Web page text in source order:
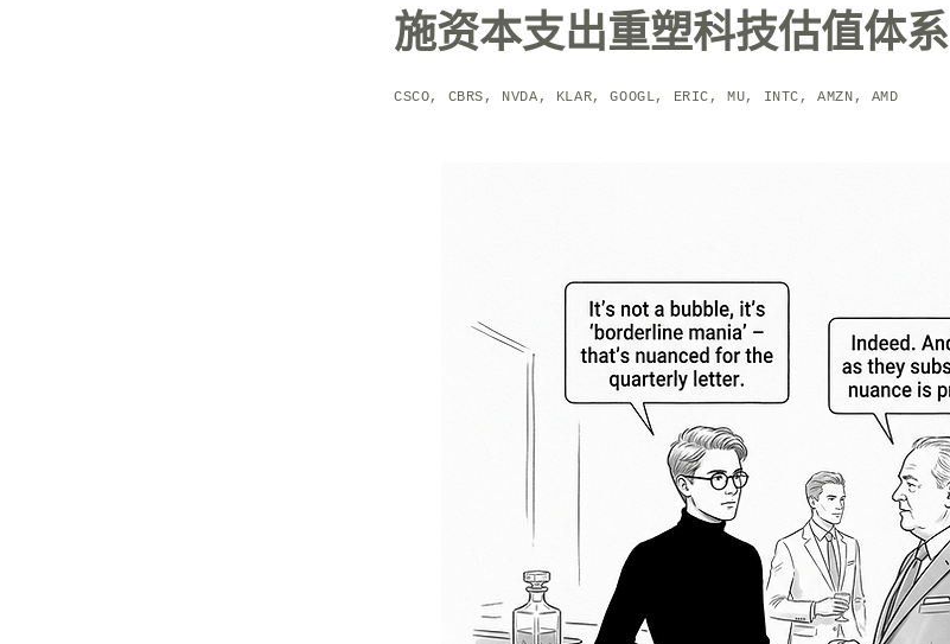
施资本支出重塑科技估值体系
CSCO, CBRS, NVDA, KLAR, GOOGL, ERIC, MU, INTC, AMZN, AMD